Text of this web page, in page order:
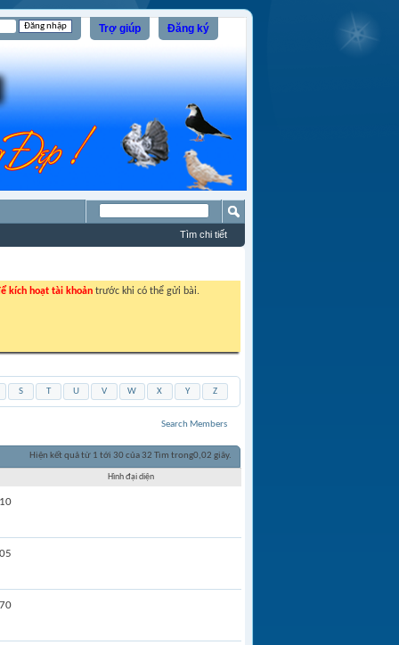
Đăng ký
Trợ giúp
Tìm chi tiết
kích hoạt tài khoản trước khi có thể gửi bài.
S T U V W X Y Z
Search Members
Hiện kết quả từ 1 tới 30 của 32 Tìm trong0,02 giây.
Hình đại diện
70